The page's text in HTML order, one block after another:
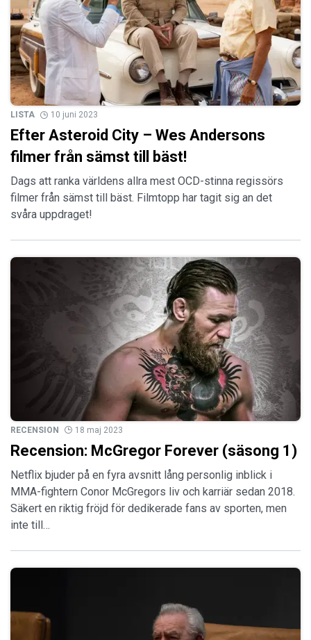
LISTA 10 juni 2023
Efter Asteroid City – Wes Andersons
filmer från sämst till bäst!
Dags att ranka världens allra mest OCD-stinna regissörs
filmer från sämst till bäst. Filmtopp har tagit sig an det
svåra uppdraget!
RECENSION 18 maj 2023
Recension: McGregor Forever (säsong 1)
Netflix bjuder på en fyra avsnitt lång personlig inblick i
MMA-fightern Conor McGregors liv och karriär sedan 2018.
Säkert en riktig fröjd för dedikerade fans av sporten, men
inte till…